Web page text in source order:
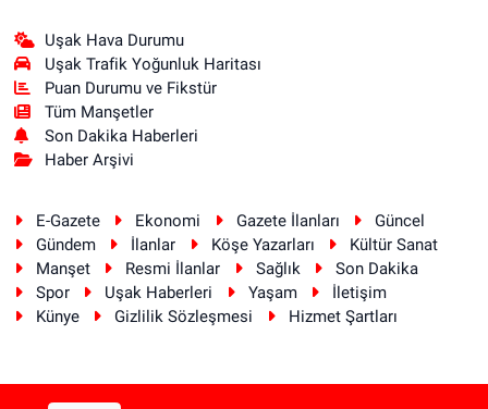
Uşak Hava Durumu
Uşak Trafik Yoğunluk Haritası
Puan Durumu ve Fikstür
Tüm Manşetler
Son Dakika Haberleri
Haber Arşivi
E-Gazete Ekonomi Gazete İlanları
Güncel
Gündem
İlanlar Köşe Yazarları
Kültür Sanat
Manşet
Resmi İlanlar Sağlık
Son Dakika
Spor
Uşak Haberleri Yaşam
İletişim
Künye
Gizlilik Sözleşmesi Hizmet Şartları